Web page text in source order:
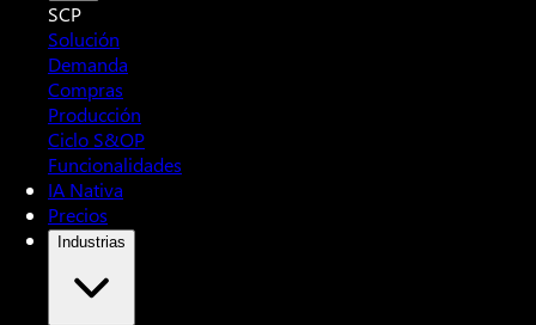
SCP
Solución
Demanda
Compras
Producción
Ciclo S&OP
Funcionalidades
IA Nativa
Precios
Industrias